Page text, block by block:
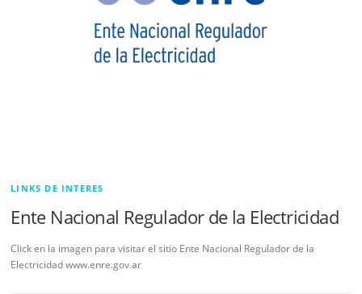
LINKS DE INTERES
Ente Nacional Regulador de la Electricidad
Click en la imagen para visitar el sitio Ente Nacional Regulador de la
Electricidad www.enre.gov.ar